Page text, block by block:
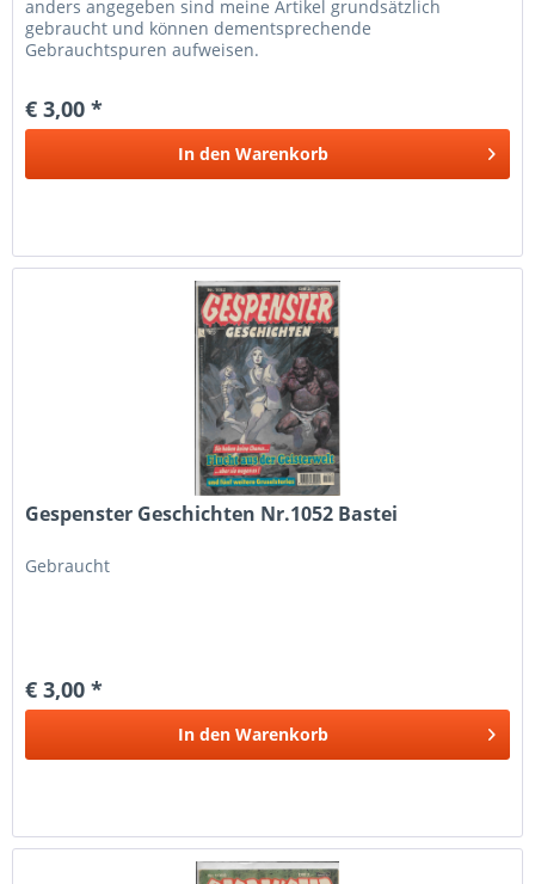
anders angegeben sind meine Artikel grundsätzlich
gebraucht und können dementsprechende
Gebrauchtspuren aufweisen.
€ 3,00 *
In den Warenkorb
Gespenster Geschichten Nr.1052 Bastei
Gebraucht
€ 3,00 *
In den Warenkorb